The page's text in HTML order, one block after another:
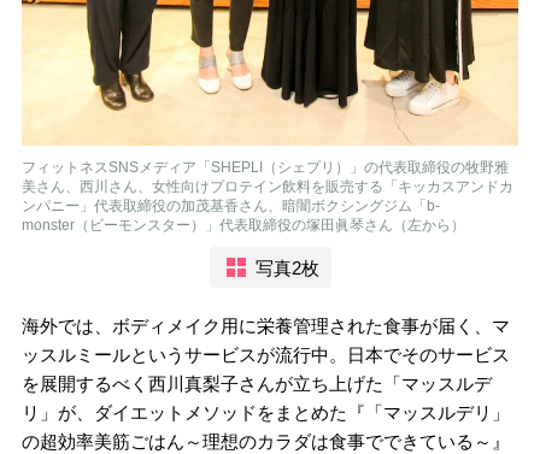
フィットネスSNSメディア「SHEPLI（シェプリ）」の代表取締役の牧野雅
美さん、西川さん、女性向けプロテイン飲料を販売する「キッカスアンドカ
ンパニー」代表取締役の加茂基香さん、暗闇ボクシングジム「b-
monster（ビーモンスター）」代表取締役の塚田眞琴さん（左から）
写真2枚
海外では、ボディメイク用に栄養管理された食事が届く、マ
ッスルミールというサービスが流行中。日本でそのサービス
を展開するべく西川真梨子さんが立ち上げた「マッスルデ
リ」が、ダイエットメソッドをまとめた『「マッスルデリ」
の超効率美筋ごはん～理想のカラダは食事でできている～』